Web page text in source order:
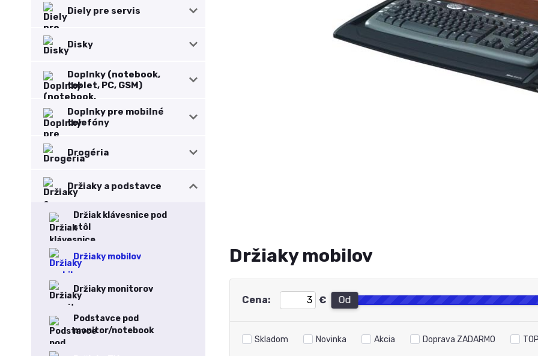
Diely pre servis
Disky
Doplnky (notebook,
tablet, PC, GSM)
Doplnky pre mobilné
telefóny
Drogéria
Držiaky a podstavce
Držiak klávesnice pod
stôl
Držiaky mobilov
Držiaky monitorov
Podstavce pod
monitor/notebook
Držiaky mobilov
Cena: € Od
Skladom Novinka Akcia Doprava ZADARMO